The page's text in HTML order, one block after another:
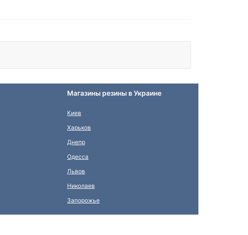
Магазины резины в Украине
Киев
Харьков
Днепр
Одесса
Львов
Николаев
Запорожье